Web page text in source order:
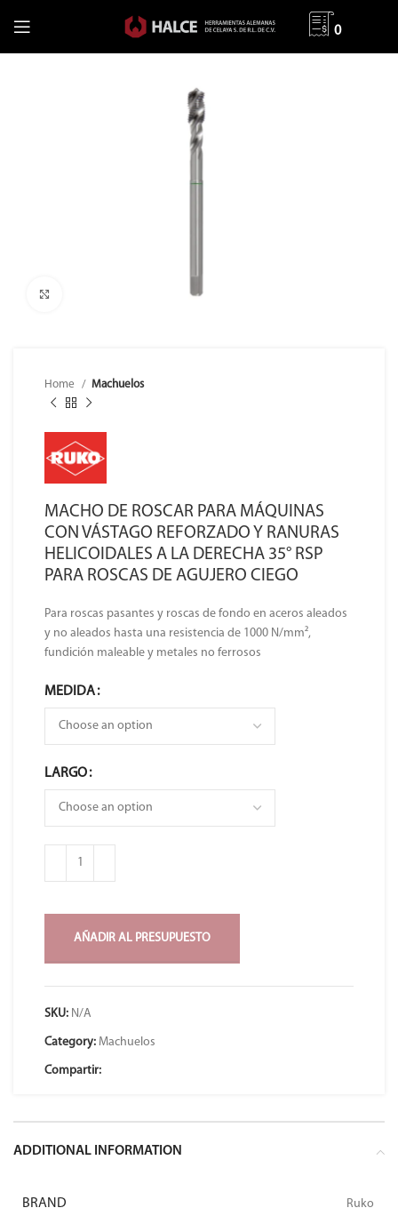
0
Home Machuelos
MACHO DE ROSCAR PARA MÁQUINAS
CON VÁSTAGO REFORZADO Y RANURAS
HELICOIDALES A LA DERECHA 35° RSP
PARA ROSCAS DE AGUJERO CIEGO
Para roscas pasantes y roscas de fondo en aceros aleados
y no aleados hasta una resistencia de 1000 N/mm²,
fundición maleable y metales no ferrosos
MEDIDA
LARGO
AÑADIR AL PRESUPUESTO
SKU: N/A
Category: Machuelos
Compartir:
ADDITIONAL INFORMATION
BRAND Ruko